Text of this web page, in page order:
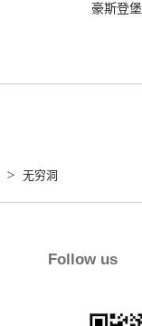
豪斯登堡
无穷洞
Follow us